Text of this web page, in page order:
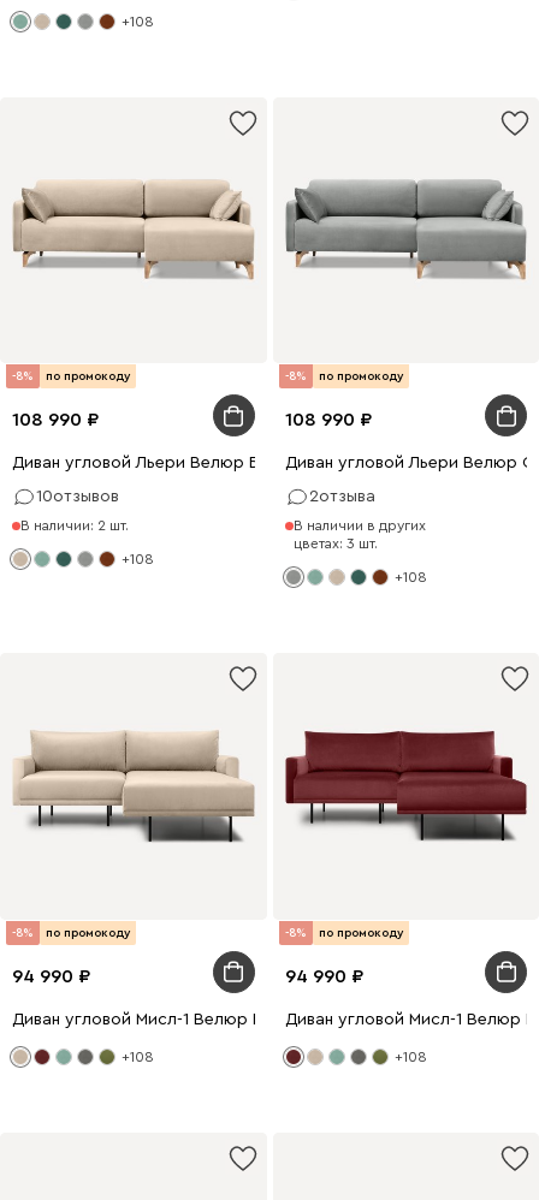
+108
-8% по промокоду
108 990
Диван угловой Льери Велюр Бежевый
10отзывов
В наличии: 2 шт.
+108
-8% по промокоду
108 990
Диван угловой Льери Велюр
2отзыва
В наличии в других
цветах: 3 шт.
+108
-8% по промокоду
94 990
Диван угловой Мисл-1 Велюр Бежевый
+108
-8% по промокоду
94 990
Диван угловой Мисл-1 Велюр
+108